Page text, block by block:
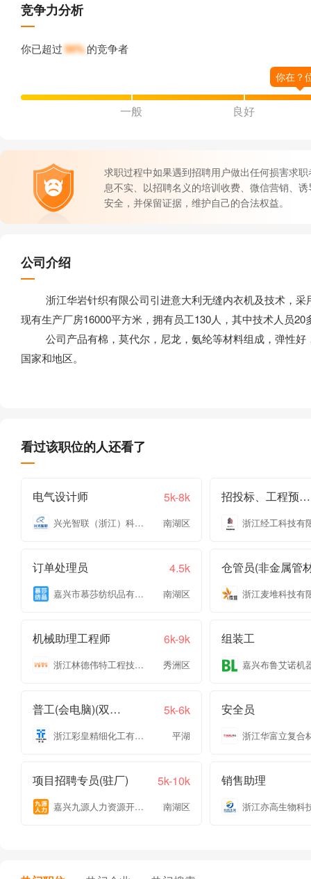
竞争力分析
你已超过50%的竞争者
一般 良好
求职过程中如果遇到招聘用户做出任何损害求
息不实、以招聘名义的培训收费、微信营销、
安全，并保留证据，维护自己的合法权益。
公司介绍
浙江华岩针织有限公司引进意大利无缝内衣机及技术，采
现有生产厂房16000平方米，拥有员工130人，其中技术人员
公司产品有棉，莫代尔，尼龙，氨纶等材料组成，弹性好
国家和地区。
看过该职位的人还看了
电气设计师 5k-8k
兴光智联（浙江）科技有限公司 南湖区
招投标、工程预结算
浙江经工科技有
订单处理员 4.5k
嘉兴市慕莎纺织品有限公司 南湖区
仓管员(非金属管
浙江麦堆科技有
机械助理工程师 6k-9k
浙江林德伟特工程技术有限公司 秀洲区
组装工
普工(会电脑)(双休+五险一金) 5k-6k
浙江彩皇精细化工有限公司 平湖
安全员
项目招聘专员(驻厂) 5k-10k
嘉兴九源人力资源开发有限公司 南湖区
销售助理